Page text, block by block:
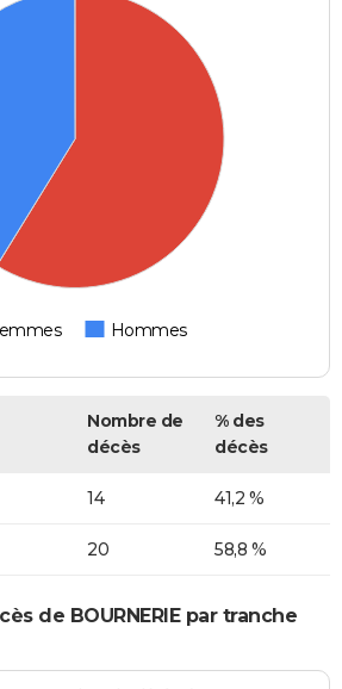
Hommes
Nombre de
décès
% des
décès
14 41,2 %
20 58,8 %
de BOURNERIE par tranche